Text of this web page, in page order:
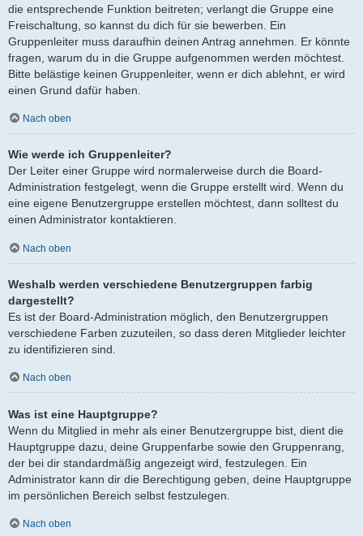
die entsprechende Funktion beitreten; verlangt die Gruppe eine
Freischaltung, so kannst du dich für sie bewerben. Ein
Gruppenleiter muss daraufhin deinen Antrag annehmen. Er könnte
fragen, warum du in die Gruppe aufgenommen werden möchtest.
Bitte belästige keinen Gruppenleiter, wenn er dich ablehnt, er wird
einen Grund dafür haben.
Nach oben
Wie werde ich Gruppenleiter?
Der Leiter einer Gruppe wird normalerweise durch die Board-
Administration festgelegt, wenn die Gruppe erstellt wird. Wenn du
eine eigene Benutzergruppe erstellen möchtest, dann solltest du
einen Administrator kontaktieren.
Nach oben
Weshalb werden verschiedene Benutzergruppen farbig
dargestellt?
Es ist der Board-Administration möglich, den Benutzergruppen
verschiedene Farben zuzuteilen, so dass deren Mitglieder leichter
zu identifizieren sind.
Nach oben
Was ist eine Hauptgruppe?
Wenn du Mitglied in mehr als einer Benutzergruppe bist, dient die
Hauptgruppe dazu, deine Gruppenfarbe sowie den Gruppenrang,
der bei dir standardmäßig angezeigt wird, festzulegen. Ein
Administrator kann dir die Berechtigung geben, deine Hauptgruppe
im persönlichen Bereich selbst festzulegen.
Nach oben